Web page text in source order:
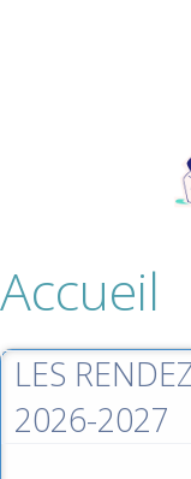
Accueil
LES
2026-2027